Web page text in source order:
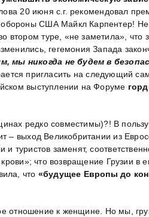
20 июня с.г. рекомендовал
США Майкл Карпентер!
туре, «не заметила», что
гегемония Запада
мы никогда не будем в
пригласить на следующий
выступлении на Форуме
редко совместимы)?! В пользу
– выход Великобритании из
заменят,
что возвращение Грузии в
что «будущее Европы до
отношение к женщине. Но мы,